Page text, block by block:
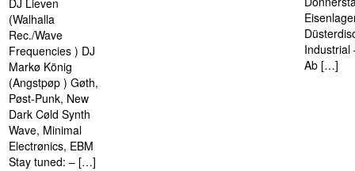
DJ Lieven
(Walhalla
Rec./Wave
Frequencies ) DJ
Markø König
(Angstpøp ) Gøth,
Pøst-Punk, New
Dark Cøld Synth
Wave, Minimal
Electrønics, EBM
Stay tuned: – […]
Industrial
Ab […]